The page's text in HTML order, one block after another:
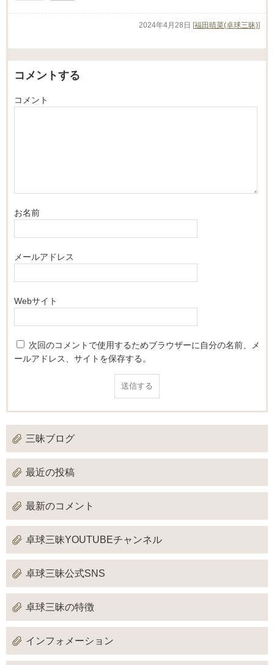
2024年4月28日 [福田晴菜(卓球三昧)]
コメントする
コメント
お名前
メールアドレス
Webサイト
次回のコメントで使用するためブラウザーに自分の名前、メ
ールアドレス、サイトを保存する。
三昧ブログ
最近の投稿
最新のコメント
卓球三昧YOUTUBEチャンネル
卓球三昧公式SNS
卓球三昧の特徴
インフォメーション